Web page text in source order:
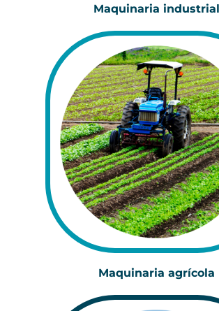
Maquinaria industrial
Maquinaria agrícola